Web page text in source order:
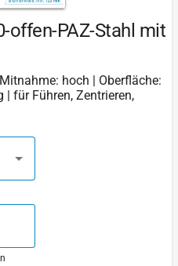
offen-PAZ-Stahl mit
hoch | Oberfläche:
für Führen, Zentrieren,